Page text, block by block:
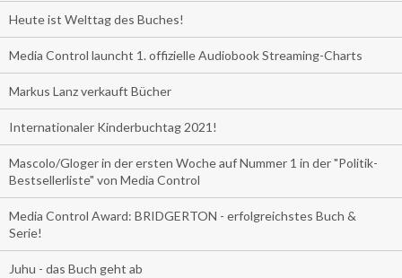
Heute ist Welttag des Buches!
Media Control launcht 1. offizielle Audiobook Streaming-Charts
Markus Lanz verkauft Bücher
Internationaler Kinderbuchtag 2021!
Mascolo/Gloger in der ersten Woche auf Nummer 1 in der "Politik-
Bestsellerliste" von Media Control
Media Control Award: BRIDGERTON - erfolgreichstes Buch &
Serie!
Juhu - das Buch geht ab